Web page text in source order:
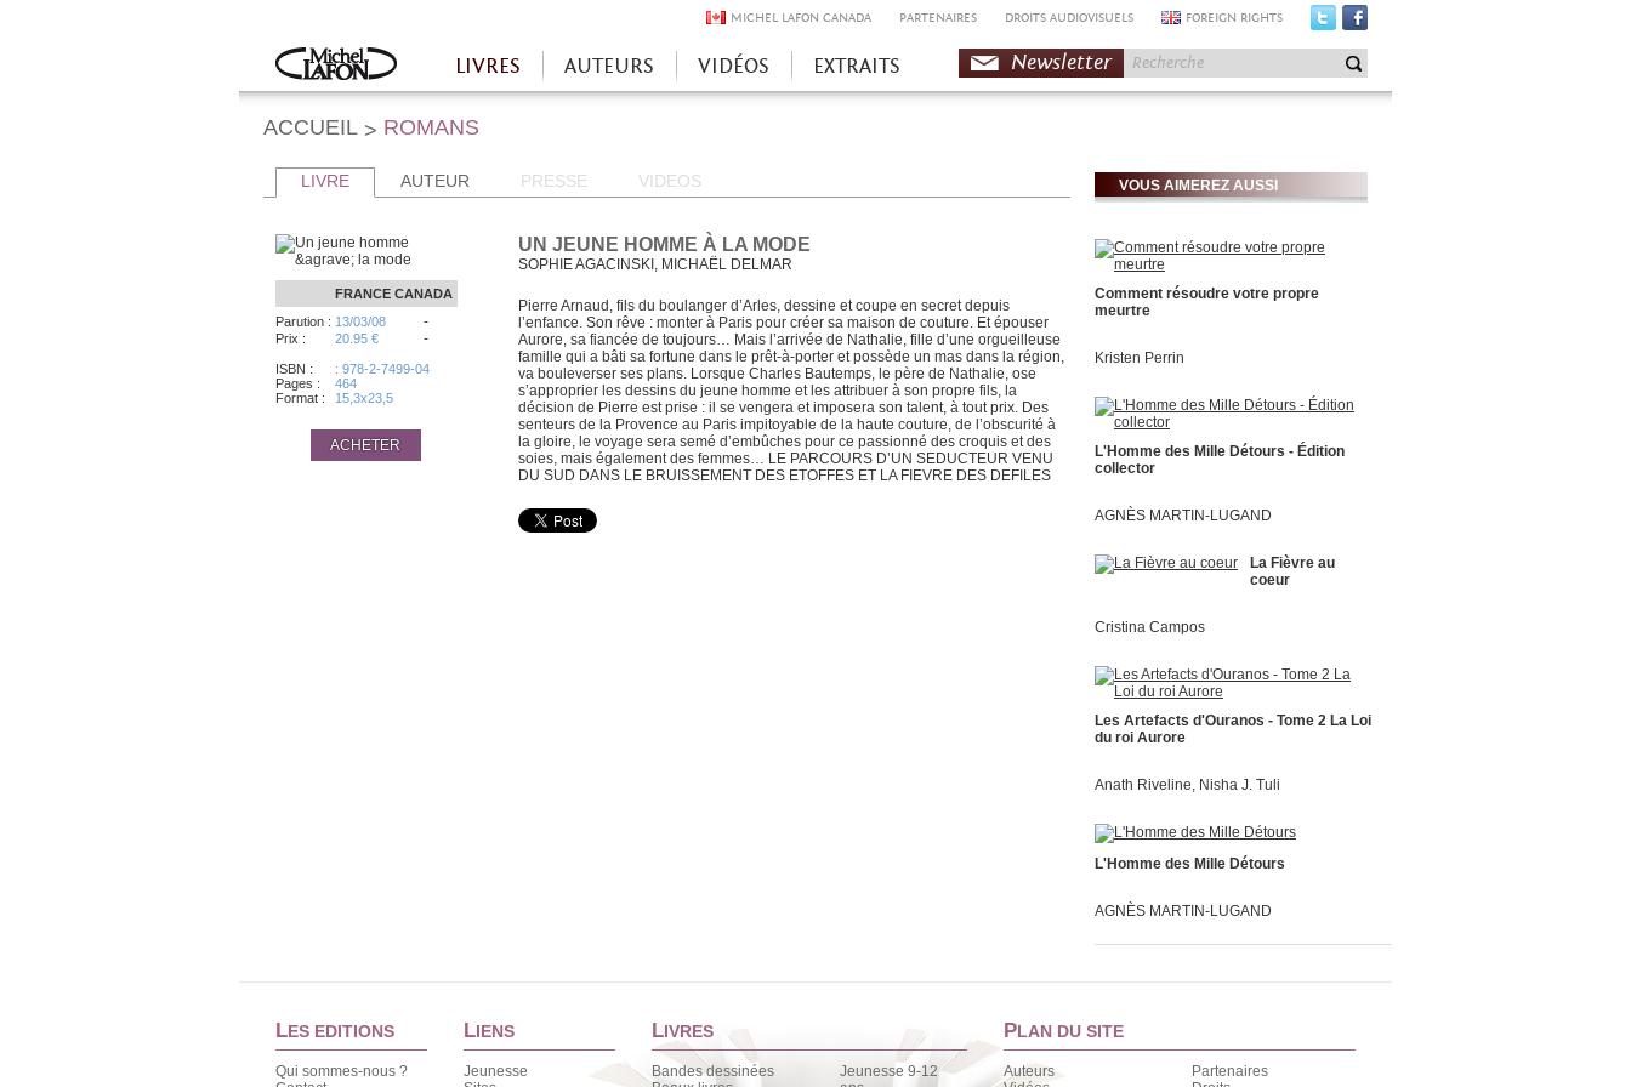
MICHEL LAFON CANADA PARTENAIRES DROITS AUDIOVISUELS FOREIGN RIGHTS
Accueil
LIVRES AUTEURS VIDÉOS EXTRAITS Newsletter
ACCUEIL > ROMANS
LIVRE AUTEUR PRESSE VIDEOS
FRANCE CANADA
Parution : 13/03/08 -
Prix : 20.95 € -
ISBN :
: 978-2-7499-04
Pages :
464
Format :
15,3x23,5
ACHETER
UN JEUNE HOMME À LA MODE
SOPHIE AGACINSKI, MICHAËL DELMAR
Pierre Arnaud, fils du boulanger d’Arles, dessine et coupe en secret depuis
l’enfance. Son rêve : monter à Paris pour créer sa maison de couture. Et épouser
Aurore, sa fiancée de toujours… Mais l’arrivée de Nathalie, fille d’une orgueilleuse
famille qui a bâti sa fortune dans le prêt-à-porter et possède un mas dans la région,
va bouleverser ses plans. Lorsque Charles Bautemps, le père de Nathalie, ose
s’approprier les dessins du jeune homme et les attribuer à son propre fils, la
décision de Pierre est prise : il se vengera et imposera son talent, à tout prix. Des
senteurs de la Provence au Paris impitoyable de la haute couture, de l’obscurité à
la gloire, le voyage sera semé d’embûches pour ce passionné des croquis et des
soies, mais également des femmes… LE PARCOURS D’UN SEDUCTEUR VENU
DU SUD DANS LE BRUISSEMENT DES ETOFFES ET LA FIEVRE DES DEFILES
VOUS AIMEREZ AUSSI
Comment résoudre votre propre
meurtre
Kristen Perrin
L'Homme des Mille Détours - Édition
collector
AGNÈS MARTIN-LUGAND
La Fièvre au
coeur
Cristina Campos
Les Artefacts d'Ouranos - Tome 2 La Loi
du roi Aurore
Anath Riveline, Nisha J. Tuli
L'Homme des Mille Détours
AGNÈS MARTIN-LUGAND
LES EDITIONS
Qui sommes-nous ?
LIENS
Jeunesse
LIVRES
Bandes dessinées
Jeunesse 9-12
PLAN DU SITE
Auteurs
Partenaires